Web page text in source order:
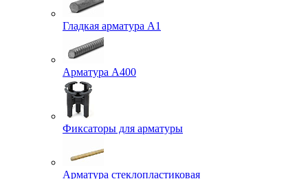
Гладкая арматура А1
Арматура А400
Фиксаторы для арматуры
Арматура стеклопластиковая